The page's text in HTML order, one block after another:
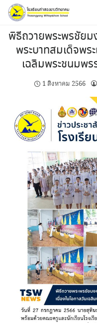
พิธีถวายพระพรชัย
พระบาทสมเด็จพร
เฉลิมพระชนมพ
1 สิงหาคม 2566